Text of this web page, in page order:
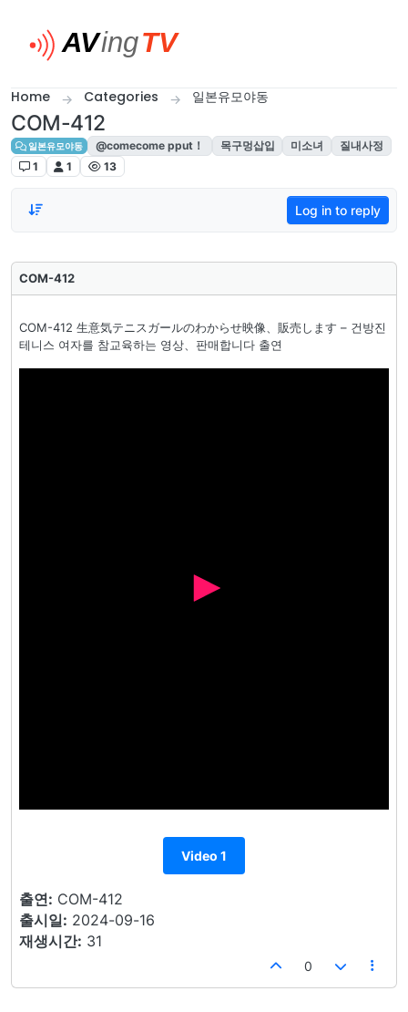
Home Categories 일본유모야동
COM-412
일본유모야동 @comecome pput！ 목구멍삽입 미소녀
질내사정
1
1 13
Log in to reply
COM-412
COM-412 生意気テニスガールのわからせ映像、販売します – 건방진
테니스 여자를 참교육하는 영상、판매합니다 출연
Video 1
출연: COM-412
출시일: 2024-09-16
재생시간: 31
0